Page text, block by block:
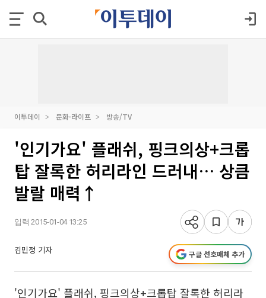
이투데이 문화·라이프 방송/TV
'인기가요' 플래쉬, 핑크의상+크롭
탑 잘록한 허리라인 드러내… 상큼
발랄 매력↑
입력 2015-01-04 13:25
김민정 기자 구글 선호매체 추가
'인기가요' 플래쉬, 핑크의상+크롭탑 잘록한 허리라